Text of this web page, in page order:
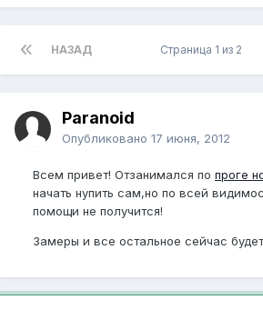
НАЗАД Страница 1 из 2
Paranoid
Опубликовано 17 июня, 2012
Всем привет! Отзанимался по проге
начать нупить сам,но по всей
помощи не получится!
Замеры и все остальное сейчас